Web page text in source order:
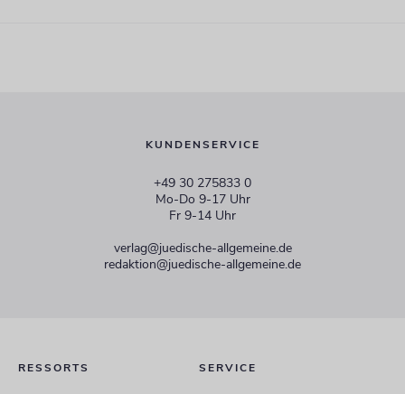
KUNDENSERVICE
+49 30 275833 0
Mo-Do 9-17 Uhr
Fr 9-14 Uhr
verlag@juedische-allgemeine.de
redaktion@juedische-allgemeine.de
RESSORTS SERVICE